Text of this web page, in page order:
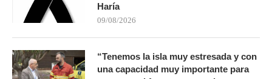
Haría
09/08/2026
“Tenemos la isla muy estresada y con
una capacidad muy importante para